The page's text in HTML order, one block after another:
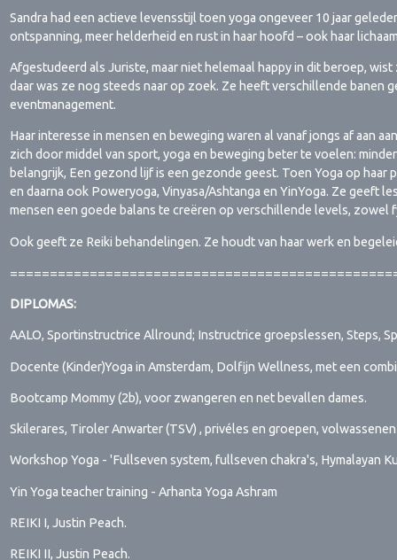
Sandra had een actieve levensstijl toen yoga ongeveer 10 jaar
ontspanning, meer helderheid en rust in haar hoofd – ook haar
Afgestudeerd als Juriste, maar niet helemaal happy in dit beroep,
daar was ze nog steeds naar op zoek. Ze heeft verschillende banen
eventmanagement.
Haar interesse in mensen en beweging waren al vanaf jongs af aan
zich door middel van sport, yoga en beweging beter te voelen:
belangrijk, Een gezond lijf is een gezonde geest. Toen Yoga op haar
en daarna ook Poweryoga, Vinyasa/Ashtanga en YinYoga. Ze geeft
mensen een goede balans te creëren op verschillende levels,
Ook geeft ze Reiki behandelingen. Ze houdt van haar werk en
DIPLOMAS:
AALO, Sportinstructrice Allround; Instructrice groepslessen, Steps,
Docente (Kinder)Yoga in Amsterdam, Dolfijn Wellness, met een
Bootcamp Mommy (2b), voor zwangeren en net bevallen dames.
Skilerares, Tiroler Anwarter (TSV) , privéles en groepen,
Workshop Yoga - 'Fullseven system, fullseven chakra's, Hymalayan
Yin Yoga teacher training - Arhanta Yoga Ashram
REIKI I, Justin Peach.
REIKI II, Justin Peach.